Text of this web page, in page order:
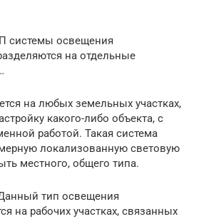
системы освещения
на отдельные
на любых земельных участках,
какого-либо объекта, с
работой. Такая система
локализованную световую
местного, общего типа.
тип освещения
на рабочих участках, связанных